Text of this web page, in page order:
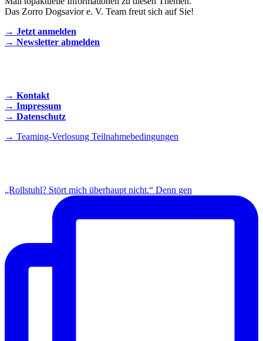
Das Zorro Dogsavior e. V. Team freut sich auf Sie!
→ Jetzt anmelden
→ Newsletter abmelden
→ Kontakt
→ Impressum
→ Datenschutz
→ Teaming-Verlosung Teilnahmebedingungen
„Rollstuhl? Stört mich überhaupt nicht.“ Denn gen